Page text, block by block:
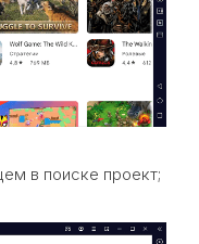
в поиске проект;